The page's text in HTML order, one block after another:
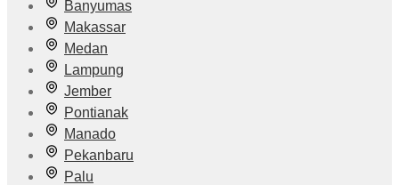
Banyumas
Makassar
Medan
Lampung
Jember
Pontianak
Manado
Pekanbaru
Palu